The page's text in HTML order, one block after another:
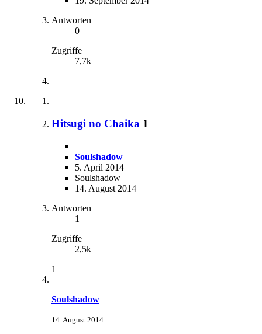
Antworten
0
Zugriffe
7,7k
Hitsugi no Chaika 1
Soulshadow
5. April 2014
Soulshadow
14. August 2014
Antworten
1
Zugriffe
2,5k
1
Soulshadow
14. August 2014